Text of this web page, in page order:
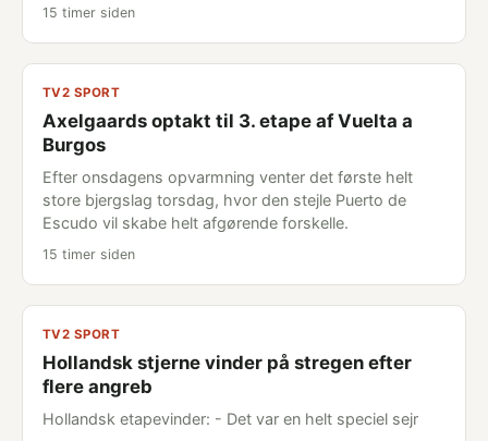
15 timer siden
TV2 SPORT
Axelgaards optakt til 3. etape af Vuelta a
Burgos
Efter onsdagens opvarmning venter det første helt
store bjergslag torsdag, hvor den stejle Puerto de
Escudo vil skabe helt afgørende forskelle.
15 timer siden
TV2 SPORT
Hollandsk stjerne vinder på stregen efter
flere angreb
Hollandsk etapevinder: - Det var en helt speciel sejr